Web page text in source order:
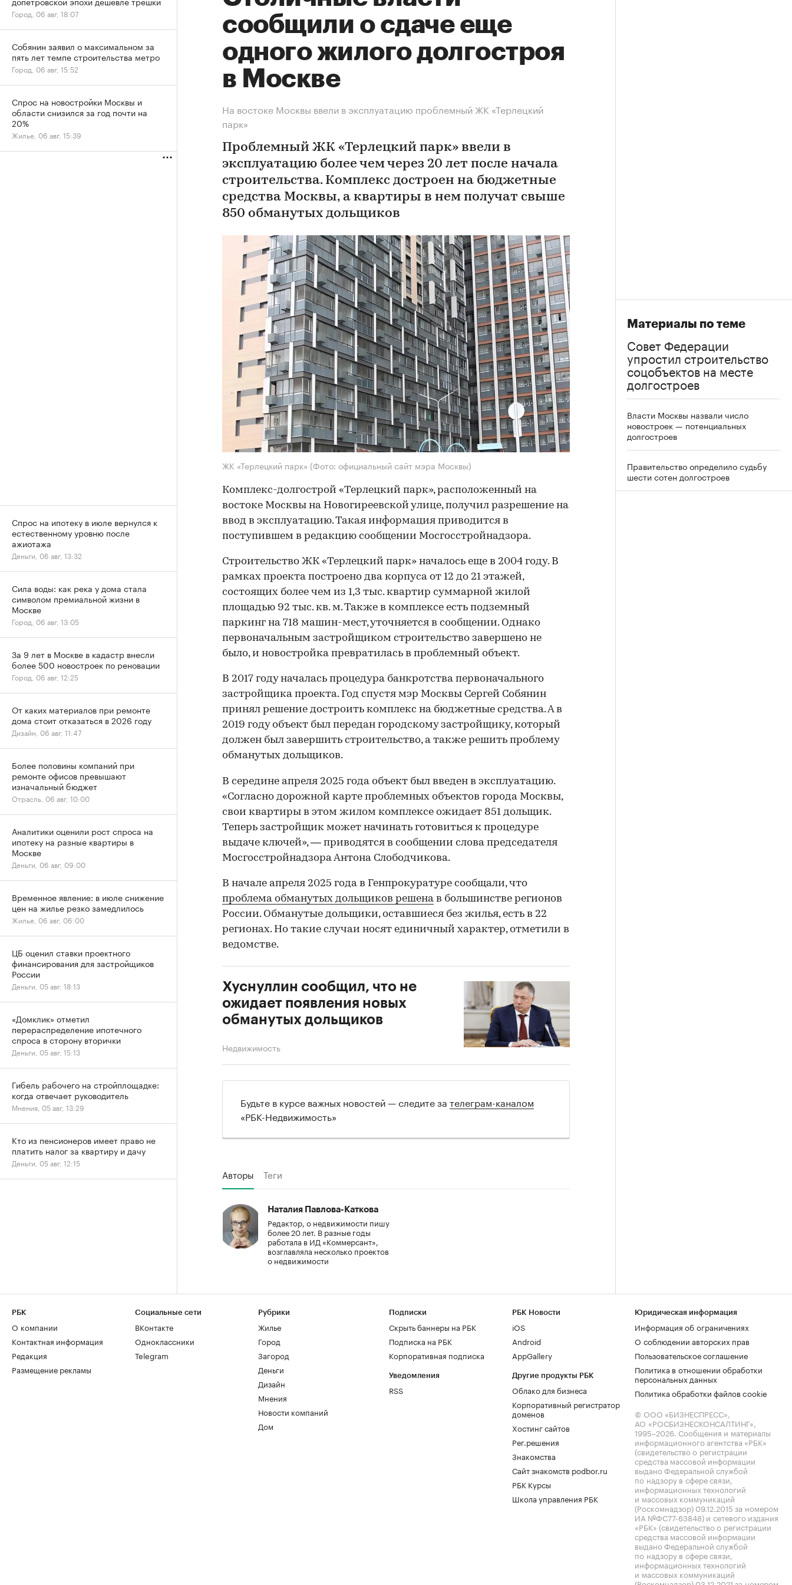
сообщили о сдаче еще
одного жилого долгостроя
в Москве
На востоке Москвы ввели в эксплуатацию проблемный ЖК «Терлецкий
парк»
Проблемный ЖК «Терлецкий парк» ввели в
эксплуатацию более чем через 20 лет после начала
строительства. Комплекс достроен на бюджетные
средства Москвы, а квартиры в нем получат свыше
850 обманутых дольщиков
ЖК «Терлецкий парк» (Фото: официальный сайт мэра Москвы)
Комплекс-долгострой «Терлецкий парк», расположенный на
востоке Москвы на Новогиреевской улице, получил разрешение на
ввод в эксплуатацию. Такая информация приводится в
поступившем в редакцию сообщении Мосгосстройнадзора.
Строительство ЖК «Терлецкий парк» началось еще в 2004 году. В
рамках проекта построено два корпуса от 12 до 21 этажей,
состоящих более чем из 1,3 тыс. квартир суммарной жилой
площадью 92 тыс. кв. м. Также в комплексе есть подземный
паркинг на 718 машин-мест, уточняется в сообщении. Однако
первоначальным застройщиком строительство завершено не
было, и новостройка превратилась в проблемный объект.
В 2017 году началась процедура банкротства первоначального
застройщика проекта. Год спустя мэр Москвы Сергей Собянин
принял решение достроить комплекс на бюджетные средства. А в
2019 году объект был передан городскому застройщику, который
должен был завершить строительство, а также решить проблему
обманутых дольщиков.
В середине апреля 2025 года объект был введен в эксплуатацию.
«Согласно дорожной карте проблемных объектов города Москвы,
свои квартиры в этом жилом комплексе ожидает 851 дольщик.
Теперь застройщик может начинать готовиться к процедуре
выдаче ключей», — приводятся в сообщении слова председателя
Мосгосстройнадзора Антона Слободчикова.
В начале апреля 2025 года в Генпрокуратуре сообщали, что
проблема обманутых дольщиков решена в большинстве регионов
России. Обманутые дольщики, оставшиеся без жилья, есть в 22
регионах. Но такие случаи носят единичный характер, отметили в
ведомстве.
Хуснуллин сообщил, что не
ожидает появления новых
обманутых дольщиков
Недвижимость
Будьте в курсе важных новостей — следите за телеграм-каналом
«РБК-Недвижимость»
Авторы Теги
Наталия Павлова-Каткова
Редактор, о недвижимости пишу
более 20 лет. В разные годы
работала в ИД «Коммерсант»,
возглавляла несколько проектов
о недвижимости
Материалы по теме
Совет Федерации
упростил строительство
соцобъектов на месте
долгостроев
Власти Москвы назвали число
новостроек — потенциальных
долгостроев
Правительство определило судьбу
шести сотен долгостроев
Город, 06 авг, 18:07
Собянин заявил о максимальном за
пять лет темпе строительства метро
Город, 06 авг, 15:52
Спрос на новостройки Москвы и
области снизился за год почти на
20%
Жилье, 06 авг, 15:39
Спрос на ипотеку в июле вернулся к
естественному уровню после
ажиотажа
Деньги, 06 авг, 13:32
Сила воды: как река у дома стала
символом премиальной жизни в
Москве
Город, 06 авг, 13:05
За 9 лет в Москве в кадастр внесли
более 500 новостроек по реновации
Город, 06 авг, 12:25
От каких материалов при ремонте
дома стоит отказаться в 2026 году
Дизайн, 06 авг, 11:47
Более половины компаний при
ремонте офисов превышают
изначальный бюджет
Отрасль, 06 авг, 10:00
Аналитики оценили рост спроса на
ипотеку на разные квартиры в
Москве
Деньги, 06 авг, 09:00
Временное явление: в июле снижение
цен на жилье резко замедлилось
Жилье, 06 авг, 06:00
ЦБ оценил ставки проектного
финансирования для застройщиков
России
Деньги, 05 авг, 18:13
«Домклик» отметил
перераспределение ипотечного
спроса в сторону вторички
Деньги, 05 авг, 15:13
Гибель рабочего на стройплощадке:
когда отвечает руководитель
Мнения, 05 авг, 13:29
Кто из пенсионеров имеет право не
платить налог за квартиру и дачу
Деньги, 05 авг, 12:15
РБК
О компании
Контактная информация
Редакция
Размещение рекламы
Социальные сети
ВКонтакте
Одноклассники
Telegram
Рубрики
Жилье
Город
Загород
Деньги
Дизайн
Мнения
Новости компаний
Дом
Подписки
Скрыть баннеры на РБК
Подписка на РБК
Корпоративная подписка
Уведомления
RSS
РБК Новости
iOS
Android
AppGallery
Другие продукты РБК
Облако для бизнеса
Корпоративный регистратор
доменов
Хостинг сайтов
Рег.решения
Знакомства
Сайт знакомств podbor.ru
РБК Курсы
Школа управления РБК
Юридическая информация
Информация об ограничениях
О соблюдении авторских прав
Пользовательское соглашение
Политика в отношении обработки
персональных данных
Политика обработки файлов cookie
© ООО «БИЗНЕСПРЕСС»,
АО «РОСБИЗНЕСКОНСАЛТИНГ»,
1995–2026. Сообщения и материалы
информационного агентства «РБК»
(свидетельство о регистрации
средства массовой информации
выдано Федеральной службой
по надзору в сфере связи,
информационных технологий
и массовых коммуникаций
(Роскомнадзор) 09.12.2015 за номером
ИА №ФС77-63848) и сетевого издания
«РБК» (свидетельство о регистрации
средства массовой информации
выдано Федеральной службой
по надзору в сфере связи,
информационных технологий
и массовых коммуникаций